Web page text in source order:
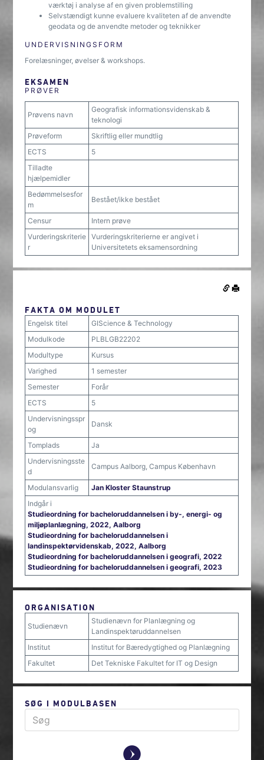
værktøj i analyse af en given problemstilling
Selvstændigt kunne evaluere kvaliteten af de anvendte
geodata og de anvendte metoder og teknikker
UNDERVISNINGSFORM
Forelæsninger, øvelser & workshops.
EKSAMEN
PRØVER
Prøvens navn
Geografisk informationsvidenskab &
teknologi
Prøveform
Skriftlig eller mundtlig
ECTS
5
Tilladte
hjælpemidler
Bedømmelsesfor
m
Bestået/ikke bestået
Censur
Intern prøve
Vurderingskriterie
r
Vurderingskriterierne er angivet i
Universitetets eksamensordning
FAKTA OM MODULET
Engelsk titel
GIScience & Technology
Modulkode
PLBLGB22202
Modultype
Kursus
Varighed
1 semester
Semester
Forår
ECTS
5
Undervisningsspr
og
Dansk
Tomplads
Ja
Undervisningsste
d
Campus Aalborg, Campus København
Modulansvarlig
Jan Kloster Staunstrup
Indgår i
Studieordning for bacheloruddannelsen i by-, energi- og
miljøplanlægning, 2022, Aalborg
Studieordning for bacheloruddannelsen i
landinspektørvidenskab, 2022, Aalborg
Studieordning for bacheloruddannelsen i geografi, 2022
Studieordning for bacheloruddannelsen i geografi, 2023
ORGANISATION
Studienævn
Studienævn for Planlægning og
Landinspektøruddannelsen
Institut
Institut for Bæredygtighed og Planlægning
Fakultet
Det Tekniske Fakultet for IT og Design
SØG I MODULBASEN
y